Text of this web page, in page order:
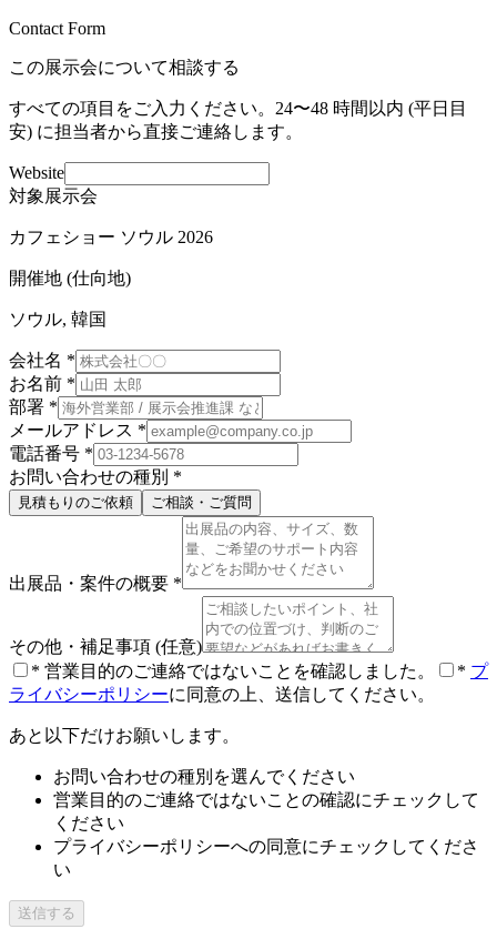
Contact Form
この展示会について相談する
すべての項目をご入力ください。24〜48 時間以内 (平日目
安) に担当者から直接ご連絡します。
Website
対象展示会
カフェショー ソウル 2026
開催地 (仕向地)
ソウル, 韓国
会社名 *
お名前 *
部署 *
メールアドレス *
電話番号 *
お問い合わせの種別 *
見積もりのご依頼 ご相談・ご質問
出展品・案件の概要 *
その他・補足事項 (任意)
* 営業目的のご連絡ではないことを確認しました。 * プ
ライバシーポリシーに同意の上、送信してください。
あと以下だけお願いします。
お問い合わせの種別を選んでください
営業目的のご連絡ではないことの確認にチェックして
ください
プライバシーポリシーへの同意にチェックしてくださ
い
送信する